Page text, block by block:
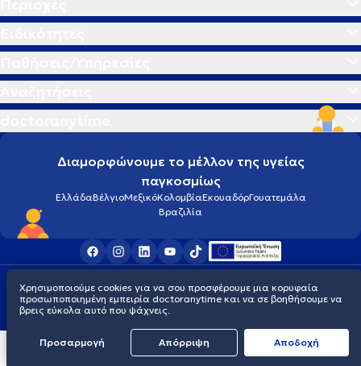
Διαμορφώνουμε το μέλλον της υγείας
παγκοσμίως
ΕλλάδαΒέλγιοΜεξικόΚολομβίαΕκουαδόρΓουατεμάλα
Βραζιλία
Οροι χρήσης Cookies Πολιτική προστασίας προσωπικού απορρήτου
© 2026 doctoranytime
Χρησιμοποιούμε cookies για να σου προσφέρουμε μια κορυφαία
προσωποποιημένη εμπειρία doctoranytime και να σε βοηθήσουμε να
βρεις εύκολα αυτό που ψάχνεις.
Προσαρμογή Απόρριψη Aποδοχή